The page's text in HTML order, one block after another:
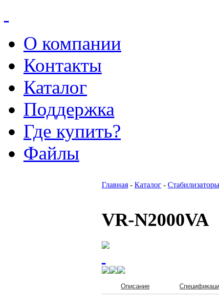
О компании
Контакты
Каталог
Поддержка
Где купить?
Файлы
Главная - Каталог -
VR-N2000VA
Описание